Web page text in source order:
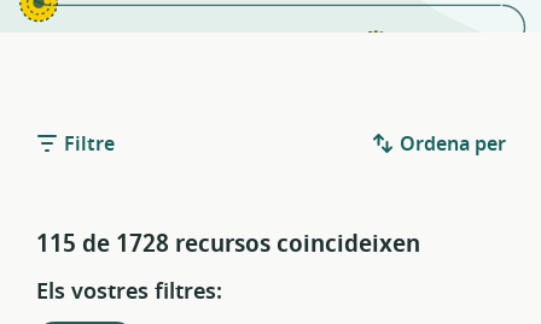
Filtre Ordena per
115 de 1728 recursos coincideixen
Els vostres filtres: